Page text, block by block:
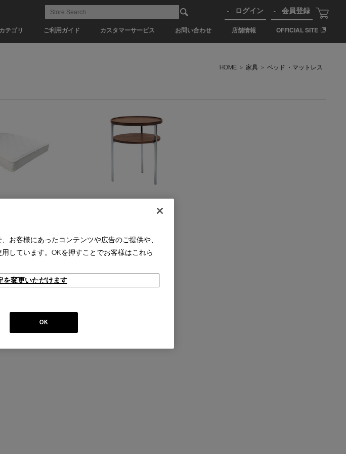
テゴリ ご利用ガイド カスタマーサービス お問い合わせ 店舗情報 OFFICIAL SITE
ログイン 会員登録
HOME > 家具 > ベッド ・マットレス
お客様にあったコンテンツや広告のご提供や、
しています。OKを押すことでお客様はこれら
を変更いただけます
OK